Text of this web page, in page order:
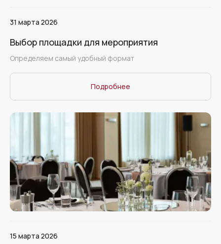
31 марта 2026
Выбор площадки для мероприятия
Определяем самый удобный формат
Подробнее
15 марта 2026